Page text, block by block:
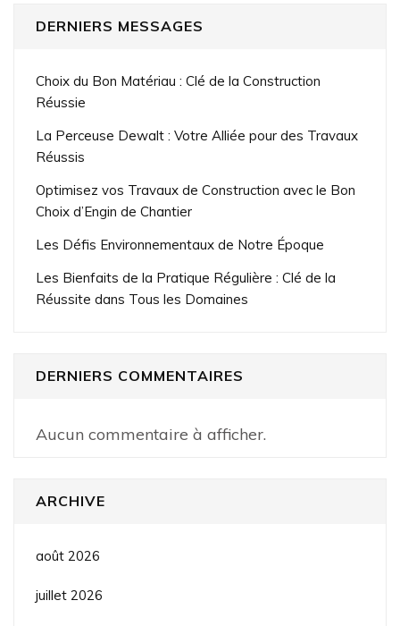
DERNIERS MESSAGES
Choix du Bon Matériau : Clé de la Construction
Réussie
La Perceuse Dewalt : Votre Alliée pour des Travaux
Réussis
Optimisez vos Travaux de Construction avec le Bon
Choix d’Engin de Chantier
Les Défis Environnementaux de Notre Époque
Les Bienfaits de la Pratique Régulière : Clé de la
Réussite dans Tous les Domaines
DERNIERS COMMENTAIRES
Aucun commentaire à afficher.
ARCHIVE
août 2026
juillet 2026